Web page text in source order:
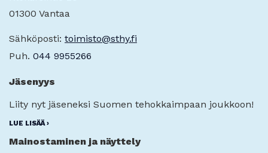
01300 Vantaa
Sähköposti: toimisto@sthy.fi
Puh. 044 9955266
Jäsenyys
Liity nyt jäseneksi Suomen tehokkaimpaan joukkoon!
LUE LISÄÄ ›
Mainostaminen ja näyttely